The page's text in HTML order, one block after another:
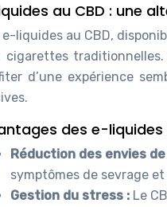
au CBD : une
e-liquides au CBD,
cigarettes
d’une expérience
des e-liquides
Réduction des envies
symptômes de sevrage
Gestion du stress : Le